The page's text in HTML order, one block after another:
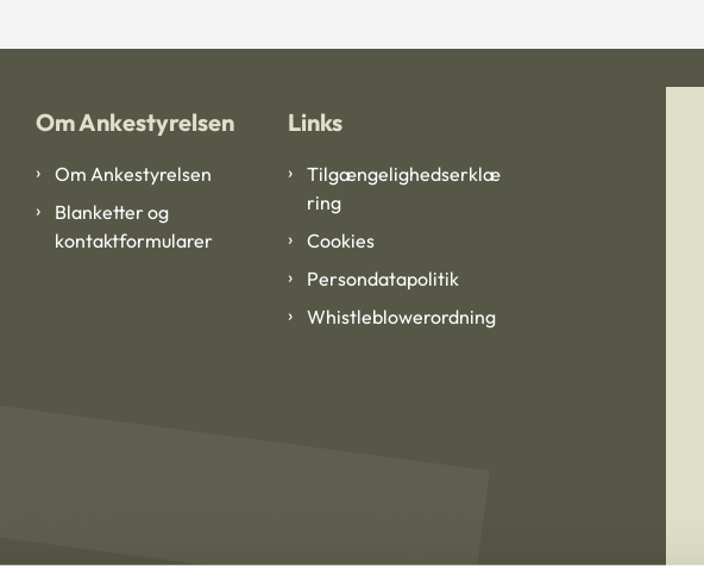
Om Ankestyrelsen
Om Ankestyrelsen
Blanketter og
kontaktformularer
Links
Tilgængelighedserklæ
ring
Cookies
Persondatapolitik
Whistleblowerordning